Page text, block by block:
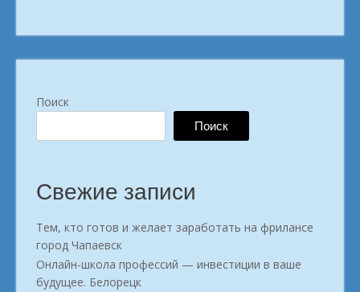
Поиск
Поиск
Свежие записи
Тем, кто готов и желает заработать на фрилансе
город Чапаевск
Онлайн-школа профессий — инвестиции в ваше
будущее. Белорецк